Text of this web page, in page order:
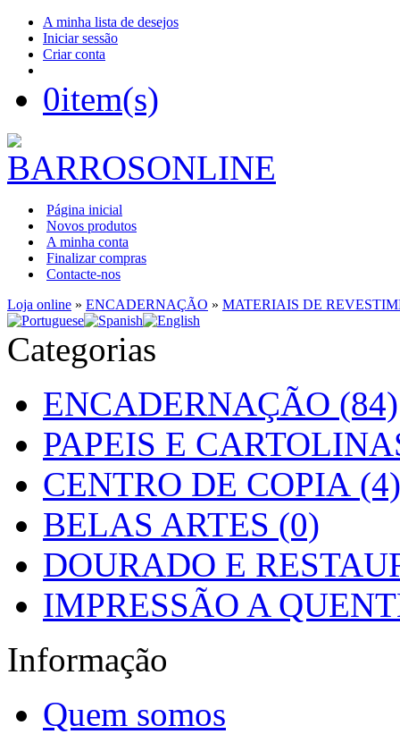
A minha lista de desejos
Iniciar sessão
Criar conta
0item(s)
Página inicial
Novos produtos
A minha conta
Finalizar compras
Contacte-nos
Loja online » ENCADERNAÇÃO » MATERIAIS DE
Categorias
ENCADERNAÇÃO (84)
PAPEIS E
CENTRO DE COPIA (4)
BELAS ARTES (0)
DOURADO E
IMPRESSÃO A
Informação
Quem somos